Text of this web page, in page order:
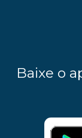
Baixe o